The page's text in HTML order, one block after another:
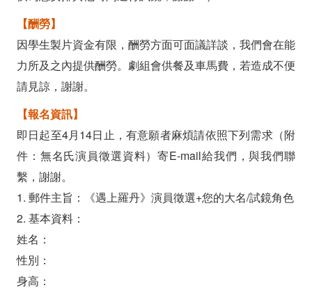
【酬勞】
因學生製片資金有限，酬勞方面可面議詳談，我們會在能
力所及之內提供酬勞。劇組會供餐及車馬費，若造成不便
請見諒，謝謝。
【報名資訊】
即日起至4月14日止，有意願者麻煩請依照下列需求（附
件：無名氏演員徵選資料）寄E-mail給我們，與我們聯
繫，謝謝。
1. 郵件主旨：《遇上羅丹》演員徵選+您的大名/試鏡角色
2. 基本資料：
姓名：
性別：
身高：